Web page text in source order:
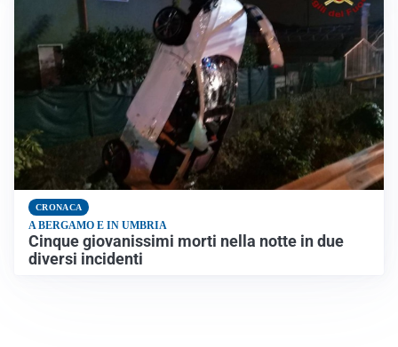
CRONACA
A BERGAMO E IN UMBRIA
Cinque giovanissimi morti nella notte in due
diversi incidenti